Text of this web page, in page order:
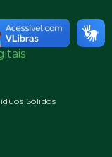
Sólidos